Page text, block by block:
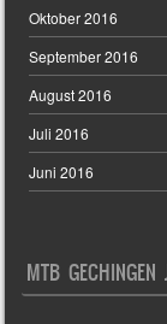
Oktober 2016
September 2016
August 2016
Juli 2016
Juni 2016
MTB